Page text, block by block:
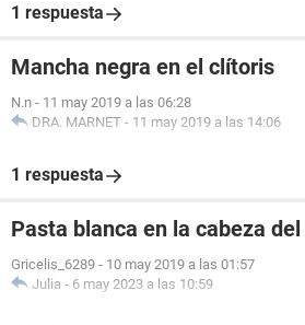
1 respuesta
Mancha negra en el clítoris
N.n - 11 may 2019 a las 06:28
DRA. MARNET - 11 may 2019 a las 14:06
1 respuesta
Pasta blanca en la cabeza
Gricelis_6289 - 10 may 2019 a las 01:57
Julia - 6 may 2023 a las 10:59